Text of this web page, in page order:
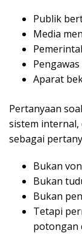
Publik
Media
Aparat
Pertanyaan
sistem internal,
sebagai
Bukan
Bukan
Bukan
Tetapi
potongan